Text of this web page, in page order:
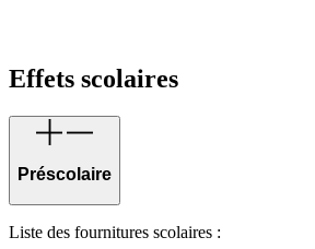
Effets scolaires
Préscolaire
Liste des fournitures scolaires :